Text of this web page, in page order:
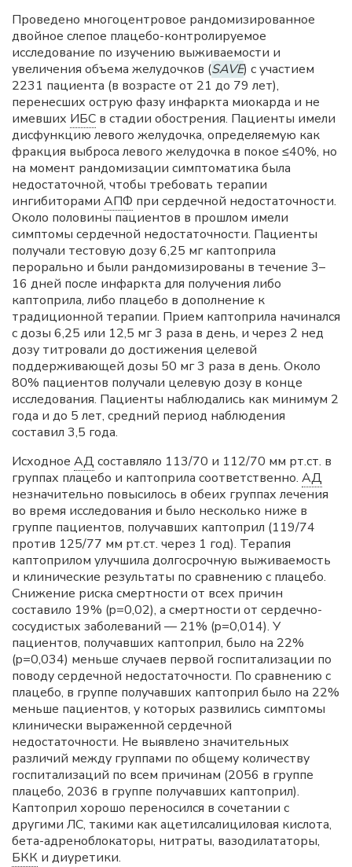
Проведено многоцентровое рандомизированное
двойное слепое плацебо-контролируемое
исследование по изучению выживаемости и
увеличения объема желудочков (SAVE) с участием
2231 пациента (в возрасте от 21 до 79 лет),
перенесших острую фазу инфаркта миокарда и не
имевших ИБС в стадии обострения. Пациенты имели
дисфункцию левого желудочка, определяемую как
фракция выброса левого желудочка в покое ≤40%, но
на момент рандомизации симптоматика была
недостаточной, чтобы требовать терапии
ингибиторами АПФ при сердечной недостаточности.
Около половины пациентов в прошлом имели
симптомы сердечной недостаточности. Пациенты
получали тестовую дозу 6,25 мг каптоприла
перорально и были рандомизированы в течение 3–
16 дней после инфаркта для получения либо
каптоприла, либо плацебо в дополнение к
традиционной терапии. Прием каптоприла начинался
с дозы 6,25 или 12,5 мг 3 раза в день, и через 2 нед
дозу титровали до достижения целевой
поддерживающей дозы 50 мг 3 раза в день. Около
80% пациентов получали целевую дозу в конце
исследования. Пациенты наблюдались как минимум 2
года и до 5 лет, средний период наблюдения
составил 3,5 года.
Исходное АД составляло 113/70 и 112/70 мм рт.ст. в
группах плацебо и каптоприла соответственно. АД
незначительно повысилось в обеих группах лечения
во время исследования и было несколько ниже в
группе пациентов, получавших каптоприл (119/74
против 125/77 мм рт.ст. через 1 год). Терапия
каптоприлом улучшила долгосрочную выживаемость
и клинические результаты по сравнению с плацебо.
Снижение риска смертности от всех причин
составило 19% (p=0,02), а смертности от сердечно-
сосудистых заболеваний — 21% (p=0,014). У
пациентов, получавших каптоприл, было на 22%
(p=0,034) меньше случаев первой госпитализации по
поводу сердечной недостаточности. По сравнению с
плацебо, в группе получавших каптоприл было на 22%
меньше пациентов, у которых развились симптомы
клинически выраженной сердечной
недостаточности. Не выявлено значительных
различий между группами по общему количеству
госпитализаций по всем причинам (2056 в группе
плацебо, 2036 в группе получавших каптоприл).
Каптоприл хорошо переносился в сочетании с
другими ЛС, такими как ацетилсалициловая кислота,
бета-адреноблокаторы, нитраты, вазодилататоры,
БКК и диуретики.